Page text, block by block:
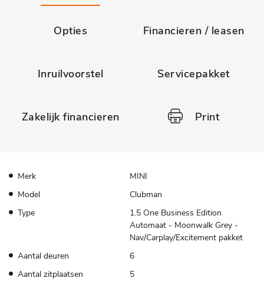
Opties Financieren / leasen
Inruilvoorstel Servicepakket
Zakelijk financieren Print
Merk
MINI
Model
Clubman
Type
1.5 One Business Edition
Automaat - Moonwalk Grey -
Nav/Carplay/Excitement pakket
Aantal deuren
6
Aantal zitplaatsen
5